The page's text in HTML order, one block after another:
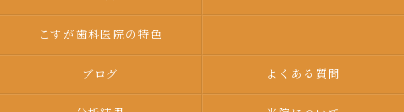
こすが歯科医院の特色
ブログ よくある質問